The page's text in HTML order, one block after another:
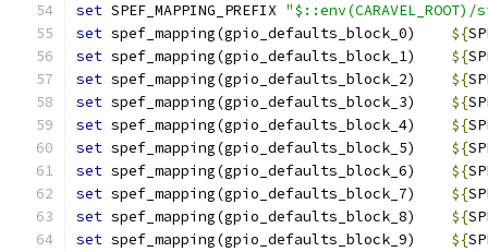
set SPEF_MAPPING_PREFIX
set spef_mapping(gpio_defaults_block_0) ${
set spef_mapping(gpio_defaults_block_1) ${
set spef_mapping(gpio_defaults_block_2) ${
set spef_mapping(gpio_defaults_block_3) ${
set spef_mapping(gpio_defaults_block_4) ${
set spef_mapping(gpio_defaults_block_5) ${
set spef_mapping(gpio_defaults_block_6) ${
set spef_mapping(gpio_defaults_block_7) ${
set spef_mapping(gpio_defaults_block_8) ${
set spef_mapping(gpio_defaults_block_9) ${